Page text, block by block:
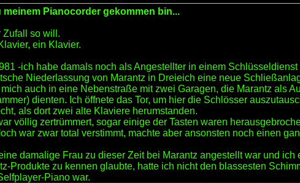
meinem Pianocorder gekommen bin...
Zufall so will.
ein Klavier.
-ich habe damals noch als Angestellter in einem Schlüsseldienst
Niederlassung von Marantz in Dreieich eine neue
mich auch in eine Nebenstraße mit zwei Garagen, die Marantz als
dienten. Ich öffnete das Tor, um hier die Schlösser
als dort zwei alte Klaviere herumstanden.
völlig zertrümmert, sogar einige der Tasten waren
war zwar total verstimmt, machte aber ansonsten noch einen
damalige Frau zu dieser Zeit bei Marantz angestellt war und ich
Produkte zu kennen glaubte, hatte ich nicht den blassesten
Piano war.